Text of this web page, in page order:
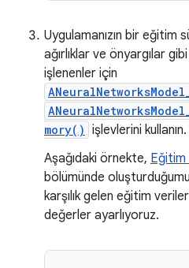
Uygulamanızın bir eğitim
ağırlıklar ve önyargılar
işlenenler için
mory() işlevlerini kullanın.
Aşağıdaki örnekte, Eğitim
bölümünde
karşılık gelen eğitim
değerler ayarlıyoruz.